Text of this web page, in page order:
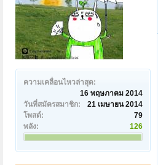
ความเคลื่อนไหวล่าสุด:
16 พฤษภาคม 2014
วันที่สมัครสมาชิก:
21 เมษายน 2014
โพสต์:
79
พลัง:
126